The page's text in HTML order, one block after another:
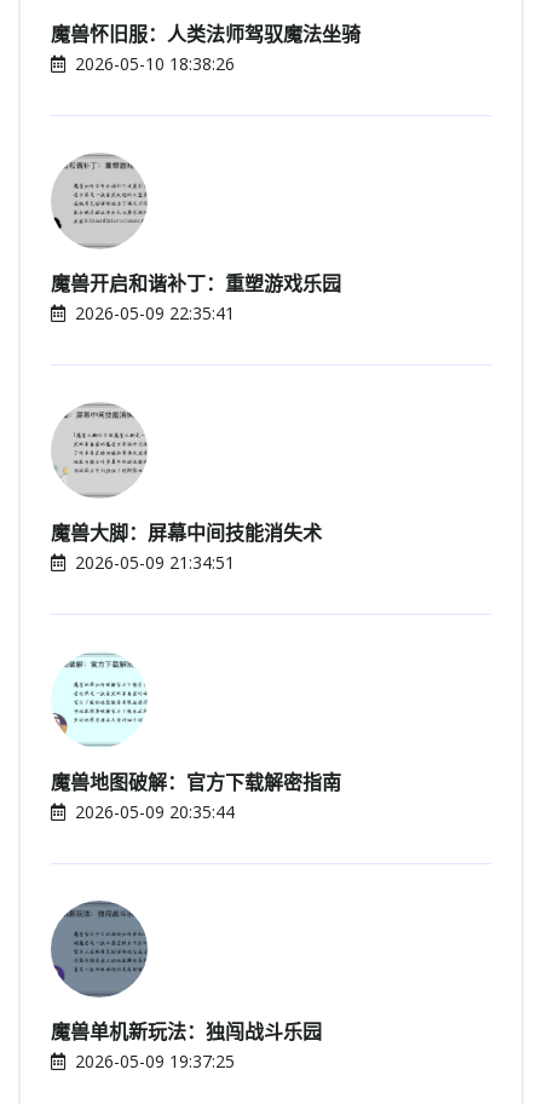
魔兽怀旧服：人类法师驾驭魔法坐骑
2026-05-10 18:38:26
魔兽开启和谐补丁：重塑游戏乐园
2026-05-09 22:35:41
魔兽大脚：屏幕中间技能消失术
2026-05-09 21:34:51
魔兽地图破解：官方下载解密指南
2026-05-09 20:35:44
魔兽单机新玩法：独闯战斗乐园
2026-05-09 19:37:25